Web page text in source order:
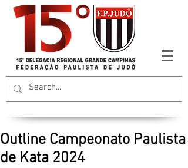
Outline Campeonato Paulista
de Kata 2024